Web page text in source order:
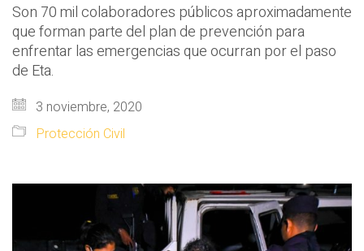
Son 70 mil colaboradores públicos aproximadamente
que forman parte del plan de prevención para
enfrentar las emergencias que ocurran por el paso
de Eta.
3 noviembre, 2020
Protección Civil